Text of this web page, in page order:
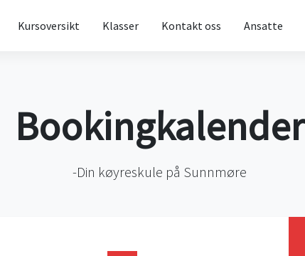
Kursoversikt Klasser Kontakt oss Ansatte
Bookingkalender
-Din køyreskule på Sunnmøre